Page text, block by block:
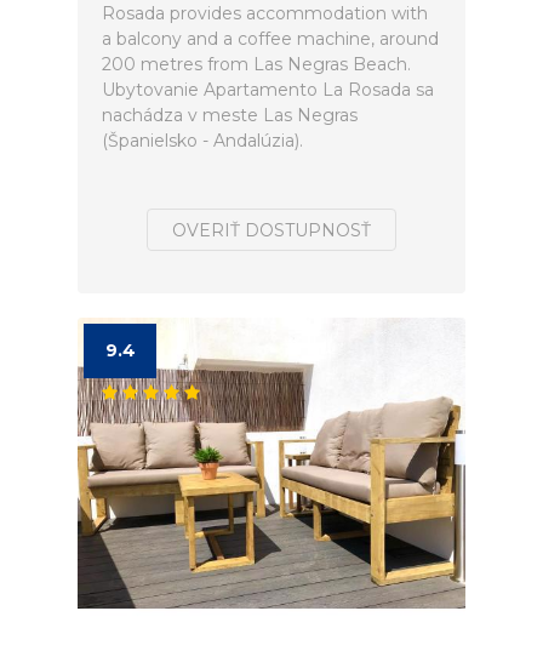
Rosada provides accommodation with
a balcony and a coffee machine, around
200 metres from Las Negras Beach.
Ubytovanie Apartamento La Rosada sa
nachádza v meste Las Negras
(Španielsko - Andalúzia).
OVERIŤ DOSTUPNOSŤ
9.4